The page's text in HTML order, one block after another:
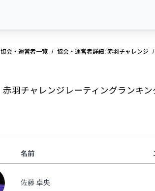
協会・運営者一覧 協会・運営者詳細: 赤羽チャレンジ
赤羽チャレンジレーティングランキン
名前
佐藤 卓央